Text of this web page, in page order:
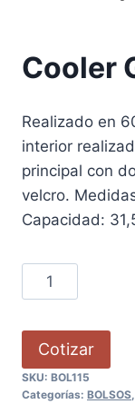
Cooler
Realizado en
interior
principal con
velcro.
Capacidad:
Cotizar
SKU: BOL115
Categorías: BOLSOS,